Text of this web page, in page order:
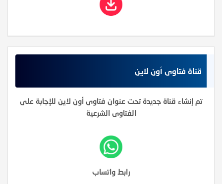
قناة فتاوى أون لاين
تم إنشاء قناة جديدة تحت عنوان فتاوى أون لاين للإجابة على
الفتاوى الشرعية
رابط واتساب